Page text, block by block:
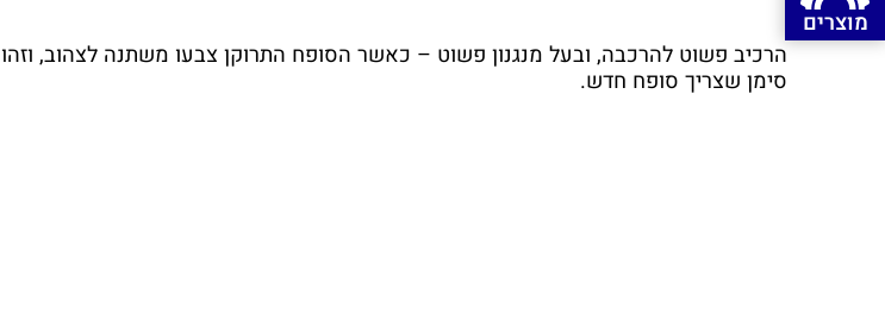
מוצרים
הרכיב פשוט להרכבה, ובעל מנגנון פשוט – כאשר הסופח התרוקן צבעו משתנה לצהוב, וזהו
סימן שצריך סופח חדש.